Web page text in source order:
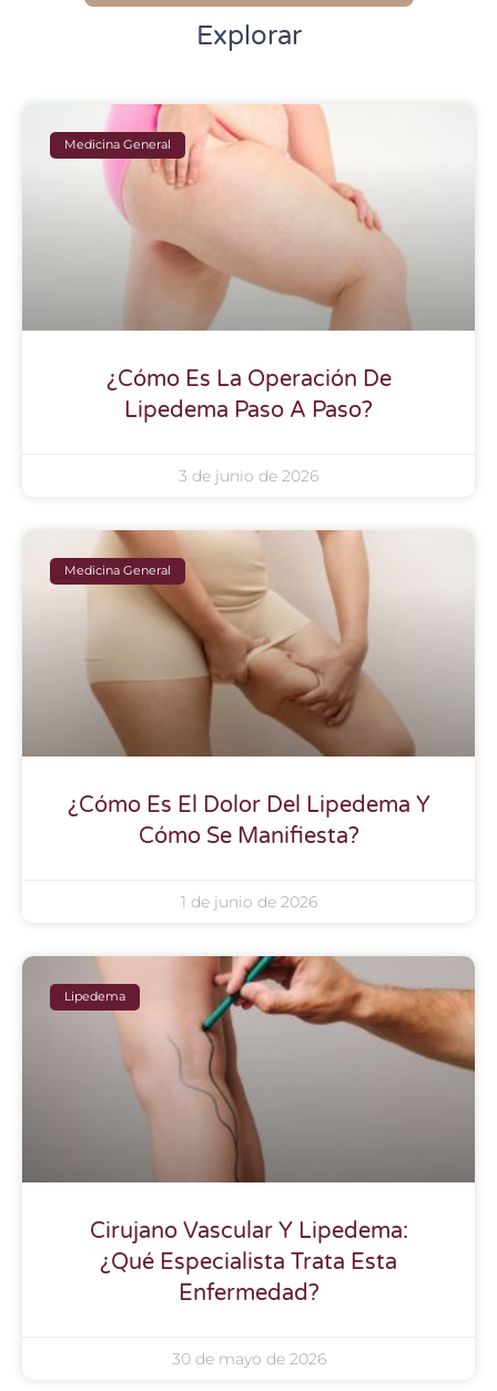
Explorar
Medicina General
¿Cómo Es La Operación De
Lipedema Paso A Paso?
3 de junio de 2026
Medicina General
¿Cómo Es El Dolor Del Lipedema Y
Cómo Se Manifiesta?
1 de junio de 2026
Lipedema
Cirujano Vascular Y Lipedema:
¿Qué Especialista Trata Esta
Enfermedad?
30 de mayo de 2026